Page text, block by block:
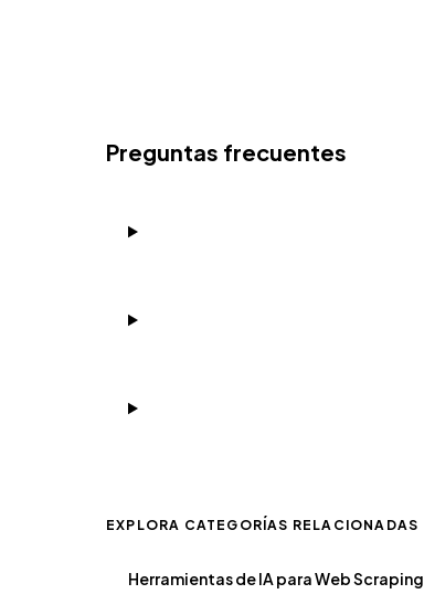
Preguntas frecuentes
EXPLORA CATEGORÍAS RELACIONADAS
Herramientas de IA para Web Scraping